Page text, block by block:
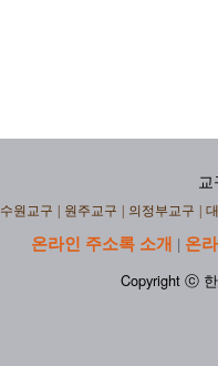
교
수원교구 원주교구 의정부교구
온라인 주소록 소개 | 온
Copyright ⓒ